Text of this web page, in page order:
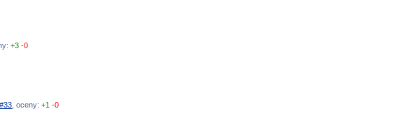
+3 -0
#33 , oceny:+1 -0